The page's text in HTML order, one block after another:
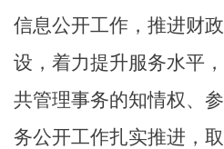
信息公开工作，推进财
设，着力提升服务水平
共管理事务的知情权、
务公开工作扎实推进，